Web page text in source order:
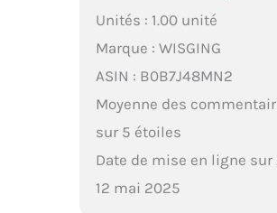
Unités : 1.00 unité
Marque : WISGING
ASIN : B0B7J48MN2
Moyenne des
sur 5 étoiles
Date de mise en ligne sur
12 mai 2025